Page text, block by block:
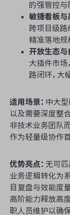
的强管控与
敏捷看板与
跨项目级路
精准落地规
开放生态与
大插件市场
路闭环，大
适用场景： 中大型
以及需要深度整
非技术业务团队
作为轻量级协作首
优势亮点： 无可
业务逻辑转化为
目复盘与效能度
高阶能力释放高
职人员维护以确保